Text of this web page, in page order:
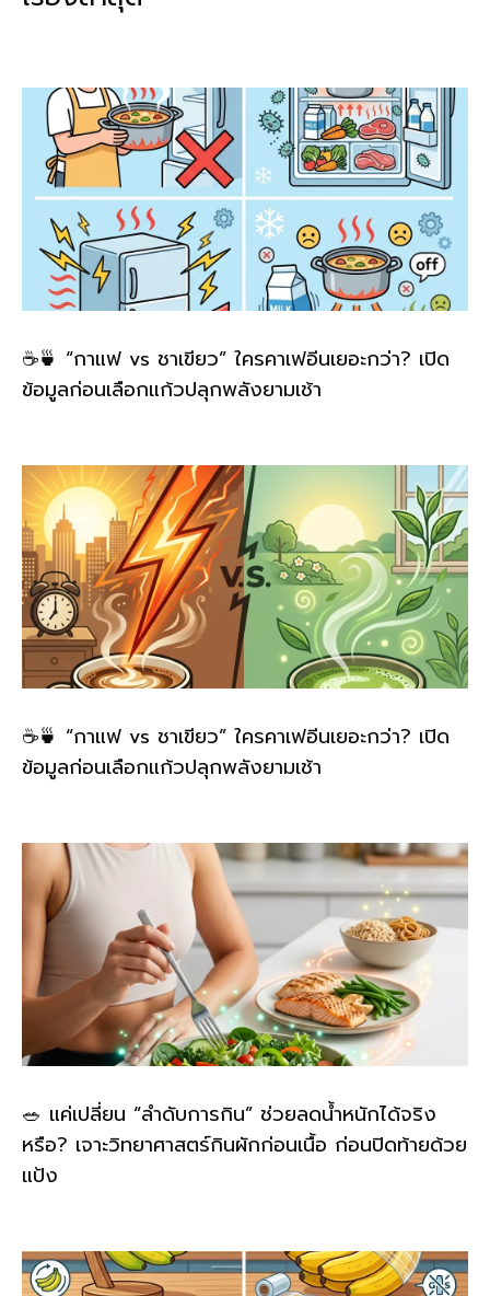
k
☕🍵 “กาแฟ vs ชาเขียว” ใครคาเฟอีนเยอะกว่า? เปิด
ข้อมูลก่อนเลือกแก้วปลุกพลังยามเช้า
☕🍵 “กาแฟ vs ชาเขียว” ใครคาเฟอีนเยอะกว่า? เปิด
ข้อมูลก่อนเลือกแก้วปลุกพลังยามเช้า
🥗 แค่เปลี่ยน “ลำดับการกิน” ช่วยลดน้ำหนักได้จริง
หรือ? เจาะวิทยาศาสตร์กินผักก่อนเนื้อ ก่อนปิดท้ายด้วย
แป้ง